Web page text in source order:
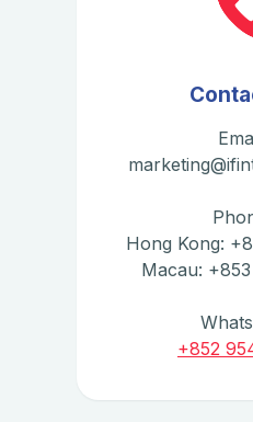
Hong Kong:
Macau:
+852